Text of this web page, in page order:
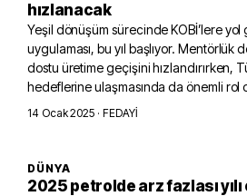
hızlanacak
Yeşil dönüşüm sürecinde KOBİ’lere yol
uygulaması, bu yıl başlıyor. Mentörlük
dostu üretime geçişini hızlandırırken,
hedeflerine ulaşmasında da önemli rol
14 Ocak 2025 · FEDAYİ
DÜNYA
2025 petrolde arz fazlası